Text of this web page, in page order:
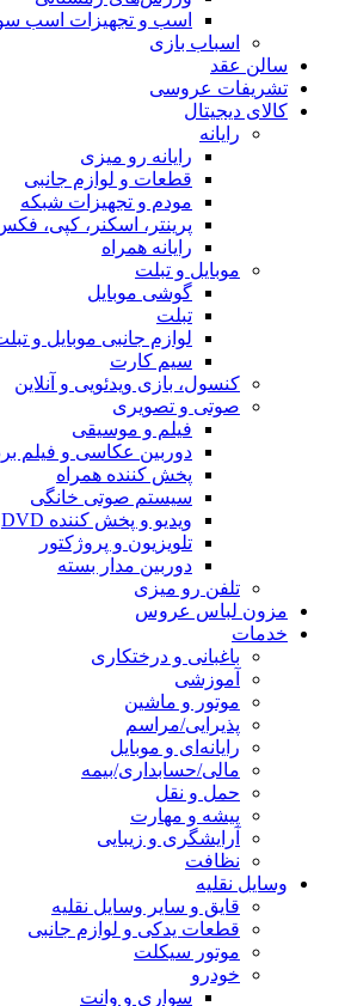
اسب و تجهیزات اسب
اسباب‌ بازی
سالن عقد
تشریفات عروسی
کالای دیجیتال
رایانه
رایانه رو میزی
قطعات و لوازم جانبی
مودم و تجهیزات شبکه
پرینتر، اسکنر، کپی،
رایانه همراه
موبایل و تبلت
گوشی موبایل
تبلت
لوازم جانبی موبایل و
سیم کارت
کنسول، بازی‌ ویدئویی و آنلاین
صوتی و تصویری
فیلم و موسیقی
دوربین عکاسی و فیلم
پخش کننده همراه
سیستم صوتی خانگی
ویدیو و پخش کننده DVD
تلویزیون و پروژکتور
دوربین مدار بسته
تلفن رو میزی
مزون لباس عروس
خدمات
باغبانی و درختکاری
آموزشی
موتور و ماشین
پذیرایی/مراسم
رایانه‌ای و موبایل
مالی/حسابداری/بیمه
حمل و نقل
پیشه و مهارت
آرایشگری و زیبایی
نظافت
وسایل نقلیه
قایق و سایر وسایل نقلیه
قطعات یدکی و لوازم جانبی
موتور سیکلت
خودرو
سواری و وانت